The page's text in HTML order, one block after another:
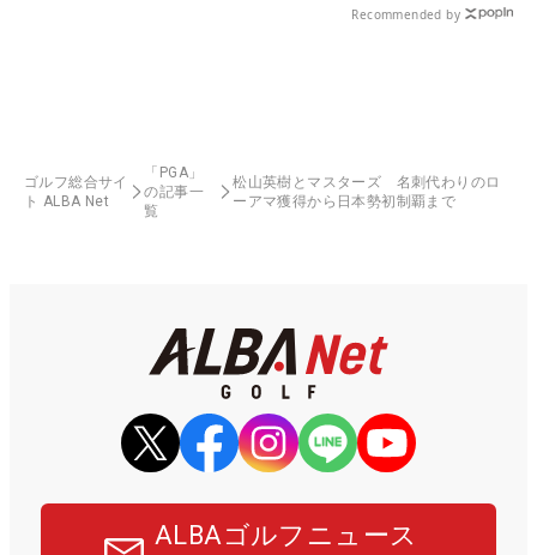
Recommended by
ゴルフ総合サイ
ト ALBA Net
「PGA」
の記事一
覧
松山英樹とマスターズ 名刺代わりのロ
ーアマ獲得から日本勢初制覇まで
ALBAゴルフニュース